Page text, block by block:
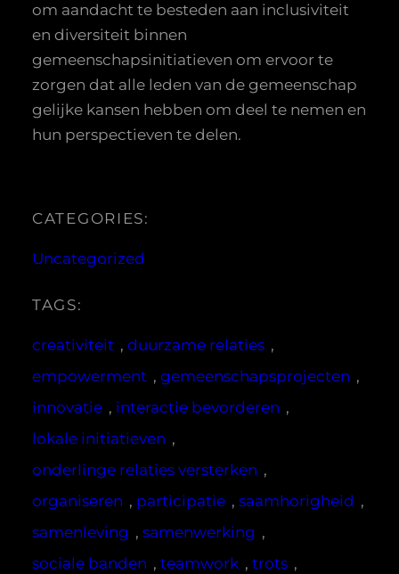
om aandacht te besteden aan inclusiviteit
en diversiteit binnen
gemeenschapsinitiatieven om ervoor te
zorgen dat alle leden van de gemeenschap
gelijke kansen hebben om deel te nemen en
hun perspectieven te delen.
CATEGORIES:
Uncategorized
TAGS:
creativiteit , duurzame relaties ,
empowerment , gemeenschapsprojecten ,
innovatie , interactie bevorderen ,
lokale initiatieven ,
onderlinge relaties versterken ,
organiseren , participatie , saamhorigheid
samenleving , samenwerking ,
sociale banden , teamwork , trots ,